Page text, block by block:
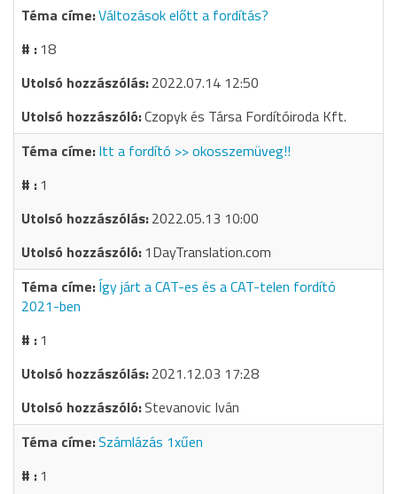
Változások előtt a fordítás?
18
2022.07.14 12:50
Czopyk és Társa Fordítóiroda Kft.
Itt a fordító >> okosszemüveg!!
1
2022.05.13 10:00
1DayTranslation.com
Így járt a CAT-es és a CAT-telen fordító
2021-ben
1
2021.12.03 17:28
Stevanovic Iván
Számlázás 1xűen
1